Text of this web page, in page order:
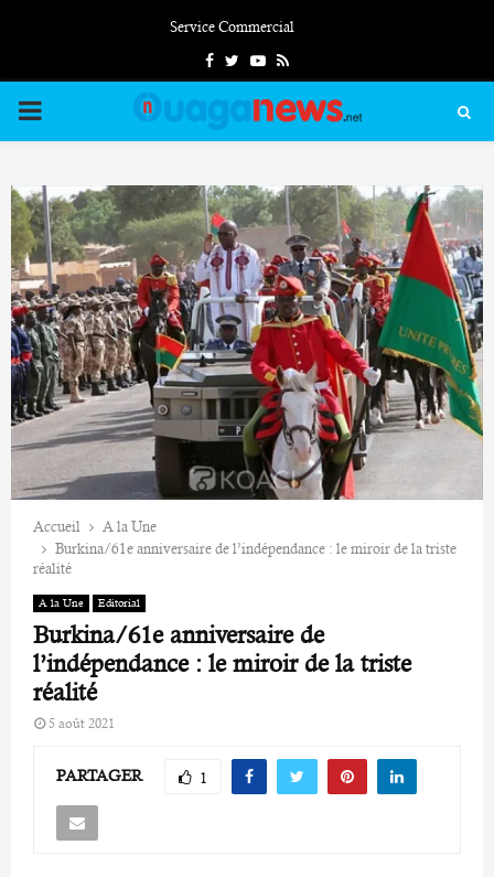
Service Commercial
FacebookTwitterYoutube
Rss
PRIMARY
Accueil
A la Une
Burkina/61e anniversaire de l’indépendance : le miroir de la triste
réalité
A la Une Editorial
Burkina/61e anniversaire de
l’indépendance : le miroir de la triste
réalité
5 août 2021
PARTAGER 1